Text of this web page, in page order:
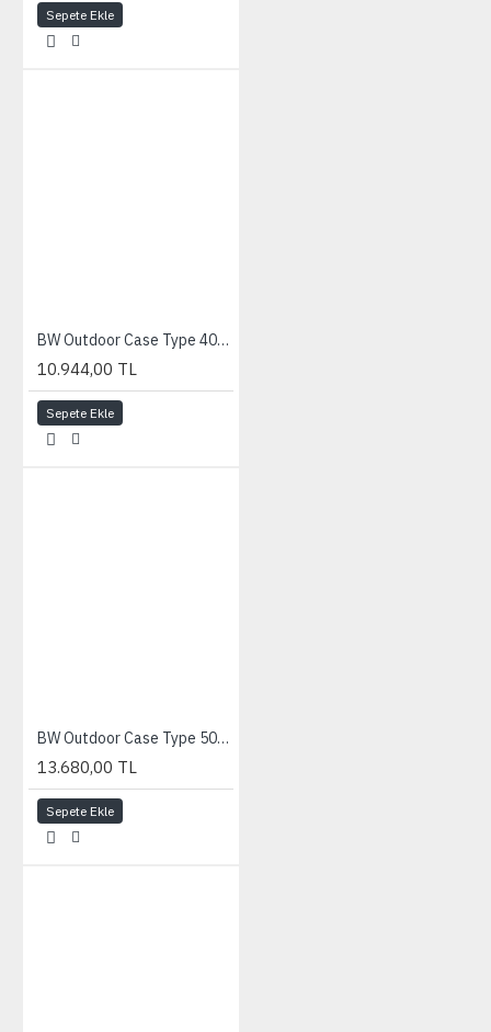
Sepete Ekle
BW Outdoor Case Type 4000 (Bölme Sistemli)
10.944,00 TL
Sepete Ekle
BW Outdoor Case Type 5000 (Bölme Sistemli)
13.680,00 TL
Sepete Ekle